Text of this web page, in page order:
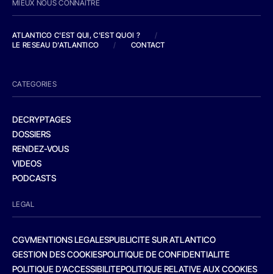
MIEUX NOUS CONNAITRE
ATLANTICO C'EST QUI, C'EST QUOI ?
/
LE RESEAU D'ATLANTICO
/ CONTACT
CATEGORIES
DECRYPTAGES
DOSSIERS
RENDEZ-VOUS
VIDEOS
PODCASTS
LEGAL
CGVMENTIONS LEGALESPUBLICITE SUR ATLANTICO
GESTION DES COOKIESPOLITIQUE DE CONFIDENTIALITE
POLITIQUE D’ACCESSIBILITEPOLITIQUE RELATIVE AUX COOKIES